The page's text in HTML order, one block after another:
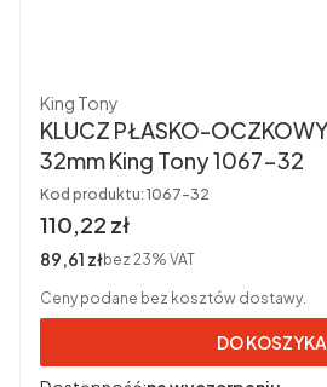
Producent
King Tony
KLUCZ PŁASKO-OCZKOWY ODGIĘTY 70*
32mm King Tony 1067-32
Kod produktu: 1067-32
Cena brutto
110,22 zł
Cena netto
89,61 złbez 23% VAT
Ceny podane bez kosztów dostawy.
DO KOSZYKA